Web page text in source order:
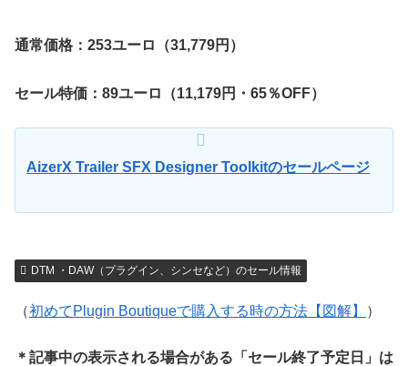
通常価格：253ユーロ（31,779円）
セール特価：89ユーロ（11,179円・65％OFF）
AizerX Trailer SFX Designer Toolkitのセールページ
DTM ・DAW（プラグイン、シンセなど）のセール情報
（初めてPlugin Boutiqueで購入する時の方法【図解】 ）
＊記事中の表示される場合がある「セール終了予定日」は